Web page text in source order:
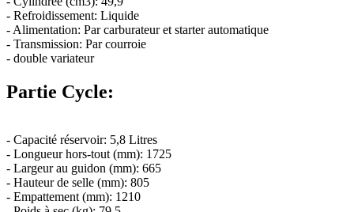
- Refroidissement: Liquide
- Alimentation: Par carburateur et starter automatique
- Transmission: Par courroie
- double variateur
Partie Cycle:
- Capacité réservoir: 5,8 Litres
- Longueur hors-tout (mm): 1725
- Largeur au guidon (mm): 665
- Hauteur de selle (mm): 805
- Empattement (mm): 1210